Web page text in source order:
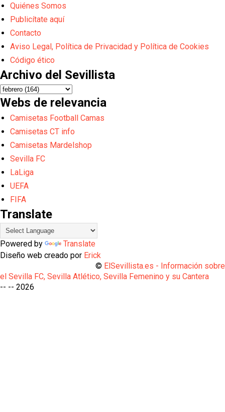
Quiénes Somos
Publicítate aquí
Contacto
Aviso Legal, Política de Privacidad y Política de Cookies
Código ético
Archivo del Sevillista
Webs de relevancia
Camisetas Football Camas
Camisetas CT info
Camisetas Mardelshop
Sevilla FC
LaLiga
UEFA
FIFA
Translate
Powered by
Translate
Diseño web creado por Erick
© ElSevillista.es - Información sobre
el Sevilla FC, Sevilla Atlético, Sevilla Femenino y su Cantera
-- -- 2026